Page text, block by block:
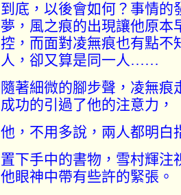
到底，以後會如何？事情的
夢，風之痕的出現讓他原本
控，而面對凌無痕也有點不
人，卻又算是同一人……
隨著細微的腳步聲，凌無
成功的引過了他的注意力，
他，不用多說，兩人都明白
置下手中的書物，雪村輝注
他眼神中帶有些許的緊張。